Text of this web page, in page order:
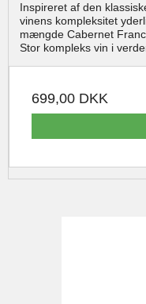
Inspireret af den
vinens kompleksitet
mængde Cabernet
Stor kompleks vin i
699,00 DKK